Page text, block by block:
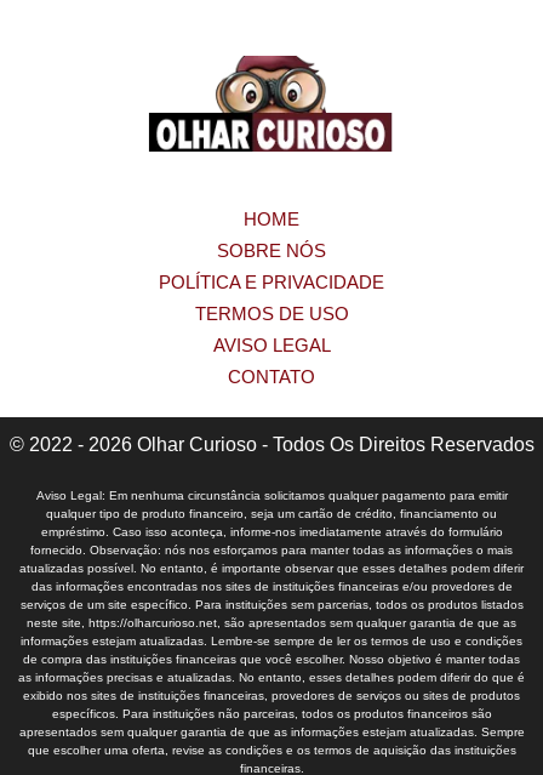
HOME
SOBRE NÓS
POLÍTICA E PRIVACIDADE
TERMOS DE USO
AVISO LEGAL
CONTATO
© 2022 - 2026 Olhar Curioso - Todos Os Direitos Reservados
Aviso Legal: Em nenhuma circunstância solicitamos qualquer pagamento para emitir
qualquer tipo de produto financeiro, seja um cartão de crédito, financiamento ou
empréstimo. Caso isso aconteça, informe-nos imediatamente através do formulário
fornecido. Observação: nós nos esforçamos para manter todas as informações o mais
atualizadas possível. No entanto, é importante observar que esses detalhes podem diferir
das informações encontradas nos sites de instituições financeiras e/ou provedores de
serviços de um site específico. Para instituições sem parcerias, todos os produtos listados
neste site, https://olharcurioso.net, são apresentados sem qualquer garantia de que as
informações estejam atualizadas. Lembre-se sempre de ler os termos de uso e condições
de compra das instituições financeiras que você escolher. Nosso objetivo é manter todas
as informações precisas e atualizadas. No entanto, esses detalhes podem diferir do que é
exibido nos sites de instituições financeiras, provedores de serviços ou sites de produtos
específicos. Para instituições não parceiras, todos os produtos financeiros são
apresentados sem qualquer garantia de que as informações estejam atualizadas. Sempre
que escolher uma oferta, revise as condições e os termos de aquisição das instituições
financeiras.